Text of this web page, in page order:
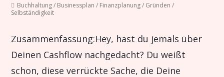
Buchhaltung / Businessplan / Finanzplanung / Gründen /
Selbständigkeit
Zusammenfassung:Hey, hast du jemals über
Deinen Cashflow nachgedacht? Du weißt
schon, diese verrückte Sache, die Deine